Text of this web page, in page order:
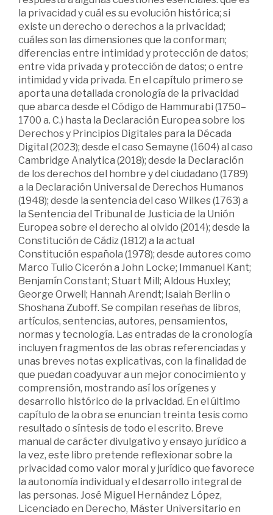
la privacidad y cuál es su evolución histórica; si
existe un derecho o derechos a la privacidad;
cuáles son las dimensiones que la conforman;
diferencias entre intimidad y protección de datos;
entre vida privada y protección de datos; o entre
intimidad y vida privada. En el capítulo primero se
aporta una detallada cronología de la privacidad
que abarca desde el Código de Hammurabi (1750–
1700 a. C.) hasta la Declaración Europea sobre los
Derechos y Principios Digitales para la Década
Digital (2023); desde el caso Semayne (1604) al caso
Cambridge Analytica (2018); desde la Declaración
de los derechos del hombre y del ciudadano (1789)
a la Declaración Universal de Derechos Humanos
(1948); desde la sentencia del caso Wilkes (1763) a
la Sentencia del Tribunal de Justicia de la Unión
Europea sobre el derecho al olvido (2014); desde la
Constitución de Cádiz (1812) a la actual
Constitución española (1978); desde autores como
Marco Tulio Cicerón a John Locke; Immanuel Kant;
Benjamín Constant; Stuart Mill; Aldous Huxley;
George Orwell; Hannah Arendt; Isaiah Berlin o
Shoshana Zuboff. Se compilan reseñas de libros,
artículos, sentencias, autores, pensamientos,
normas y tecnología. Las entradas de la cronología
incluyen fragmentos de las obras referenciadas y
unas breves notas explicativas, con la finalidad de
que puedan coadyuvar a un mejor conocimiento y
comprensión, mostrando así los orígenes y
desarrollo histórico de la privacidad. En el último
capítulo de la obra se enuncian treinta tesis como
resultado o síntesis de todo el escrito. Breve
manual de carácter divulgativo y ensayo jurídico a
la vez, este libro pretende reflexionar sobre la
privacidad como valor moral y jurídico que favorece
la autonomía individual y el desarrollo integral de
las personas. José Miguel Hernández López,
Licenciado en Derecho, Máster Universitario en